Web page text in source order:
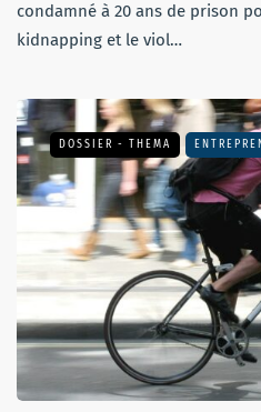
condamné à 20 ans de prison
kidnapping et le viol…
DOSSIER - THEMA